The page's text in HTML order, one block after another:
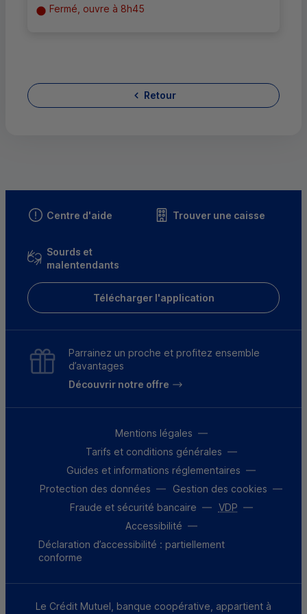
Fermé, ouvre à 8h45
Retour
Centre d'aide Trouver une caisse
Sourds et
malentendants
Télécharger l'application
Parrainez un proche et profitez ensemble
d’avantages
Découvrir notre offre
Mentions légales
Tarifs et conditions générales
Guides et informations réglementaires
Protection des données
Gestion des cookies
Fraude et sécurité bancaire
VDP
Accessibilité
Déclaration d’accessibilité : partiellement
conforme
Le Crédit Mutuel, banque coopérative, appartient à